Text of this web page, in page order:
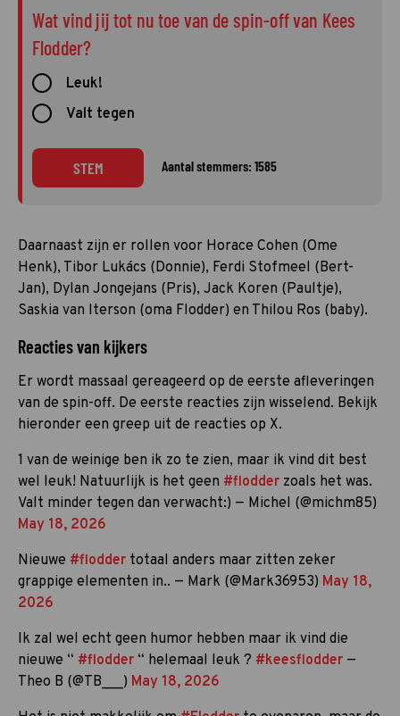
Wat vind jij tot nu toe van de spin-off van Kees
Flodder?
Leuk!
Valt tegen
STEM Aantal stemmers: 1585
Daarnaast zijn er rollen voor Horace Cohen (Ome
Henk), Tibor Lukács (Donnie), Ferdi Stofmeel (Bert-
Jan), Dylan Jongejans (Pris), Jack Koren (Paultje),
Saskia van Iterson (oma Flodder) en Thilou Ros (baby).
Reacties van kijkers
Er wordt massaal gereageerd op de eerste afleveringen
van de spin-off. De eerste reacties zijn wisselend. Bekijk
hieronder een greep uit de reacties op X.
1 van de weinige ben ik zo te zien, maar ik vind dit best
wel leuk! Natuurlijk is het geen #flodder zoals het was.
Valt minder tegen dan verwacht:) — Michel (@michm85)
May 18, 2026
Nieuwe #flodder totaal anders maar zitten zeker
grappige elementen in.. — Mark (@Mark36953) May 18,
2026
Ik zal wel echt geen humor hebben maar ik vind die
nieuwe “ #flodder “ helemaal leuk ? #keesflodder —
Theo B (@TB___) May 18, 2026